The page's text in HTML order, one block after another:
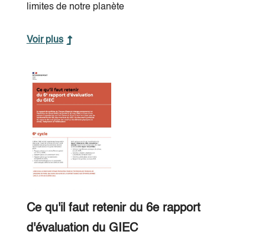
limites de notre planète
Voir plus
Ce qu'il faut retenir du 6e rapport
d'évaluation du GIEC